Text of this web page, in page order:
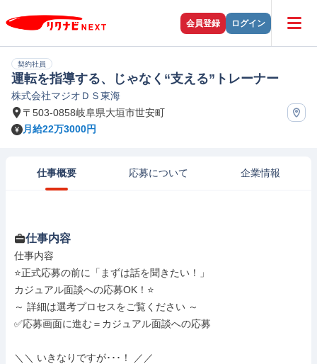
会員登録 ログイン
契約社員
運転を指導する、じゃなく“支える”トレーナー
株式会社マジオＤＳ東海
〒503-0858岐阜県大垣市世安町
月給22万3000円
仕事概要 応募について 企業情報
仕事内容
仕事内容
⭐正式応募の前に「まずは話を聞きたい！」
カジュアル面談への応募OK！⭐
～ 詳細は選考プロセスをご覧ください ～
✅応募画面に進む＝カジュアル面談への応募
＼＼ いきなりですが･･･！ ／／